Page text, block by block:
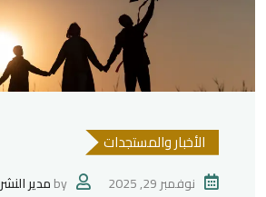
الأخبار والمستجدات
نوفمبر 29, 2025 byمدير النشر